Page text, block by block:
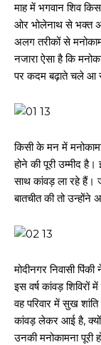
माह में भगवान शिव
ओर भोलेनाथ से भक्त
अलग तरीकों से
नजारा ऐसा है कि
पर कदम बढ़ाते चले आ
किसी के मन में
होने की पूरी उम्मीद
साथ कांवड़ ला रहे हैं।
बातचीत की तो उन्होंने
मोदीनगर निवासी
इस वर्ष कांवड़ शिविरों
वह परिवार में सुख
कांवड़ लेकर आई है,
उनकी मनोकामना